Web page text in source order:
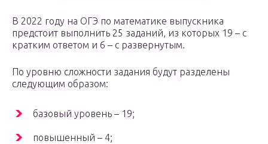
В 2022 году на ОГЭ по математике выпускника
предстоит выполнить 25 заданий, из которых 19 – с
кратким ответом и 6 – с развернутым.
По уровню сложности задания будут разделены
следующим образом:
базовый уровень – 19;
повышенный – 4;